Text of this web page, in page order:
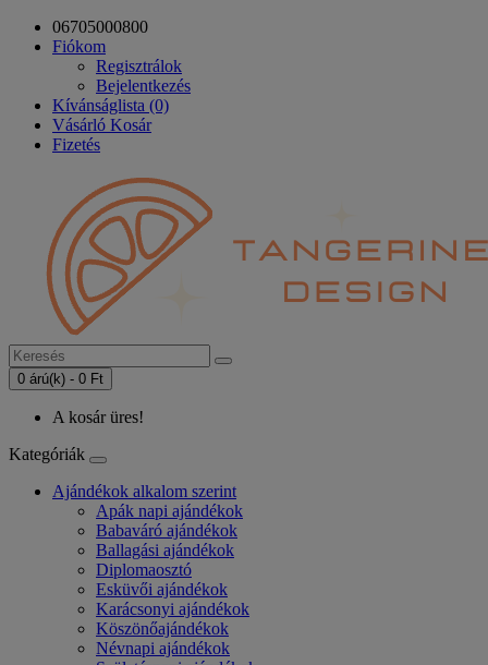
06705000800
Fiókom
Regisztrálok
Bejelentkezés
Kívánságlista (0)
Vásárló Kosár
Fizetés
0 árú(k) - 0 Ft
A kosár üres!
Kategóriák
Ajándékok alkalom szerint
Apák napi ajándékok
Babaváró ajándékok
Ballagási ajándékok
Diplomaosztó
Esküvői ajándékok
Karácsonyi ajándékok
Köszönőajándékok
Névnapi ajándékok